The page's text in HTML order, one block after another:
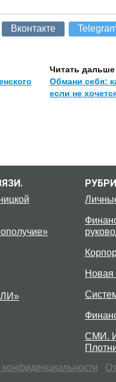
Вконтакте
Читать дальше
Обмани себя:
если не
Новая
СМИ.
конфиденциальности